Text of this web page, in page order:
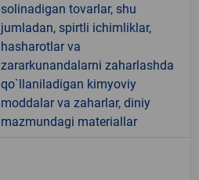
solinadigan tovarlar, shu
jumladan, spirtli ichimliklar,
hasharotlar va
zararkunandalarni zaharlashda
qo`llaniladigan kimyoviy
moddalar va zaharlar, diniy
mazmundagi materiallar